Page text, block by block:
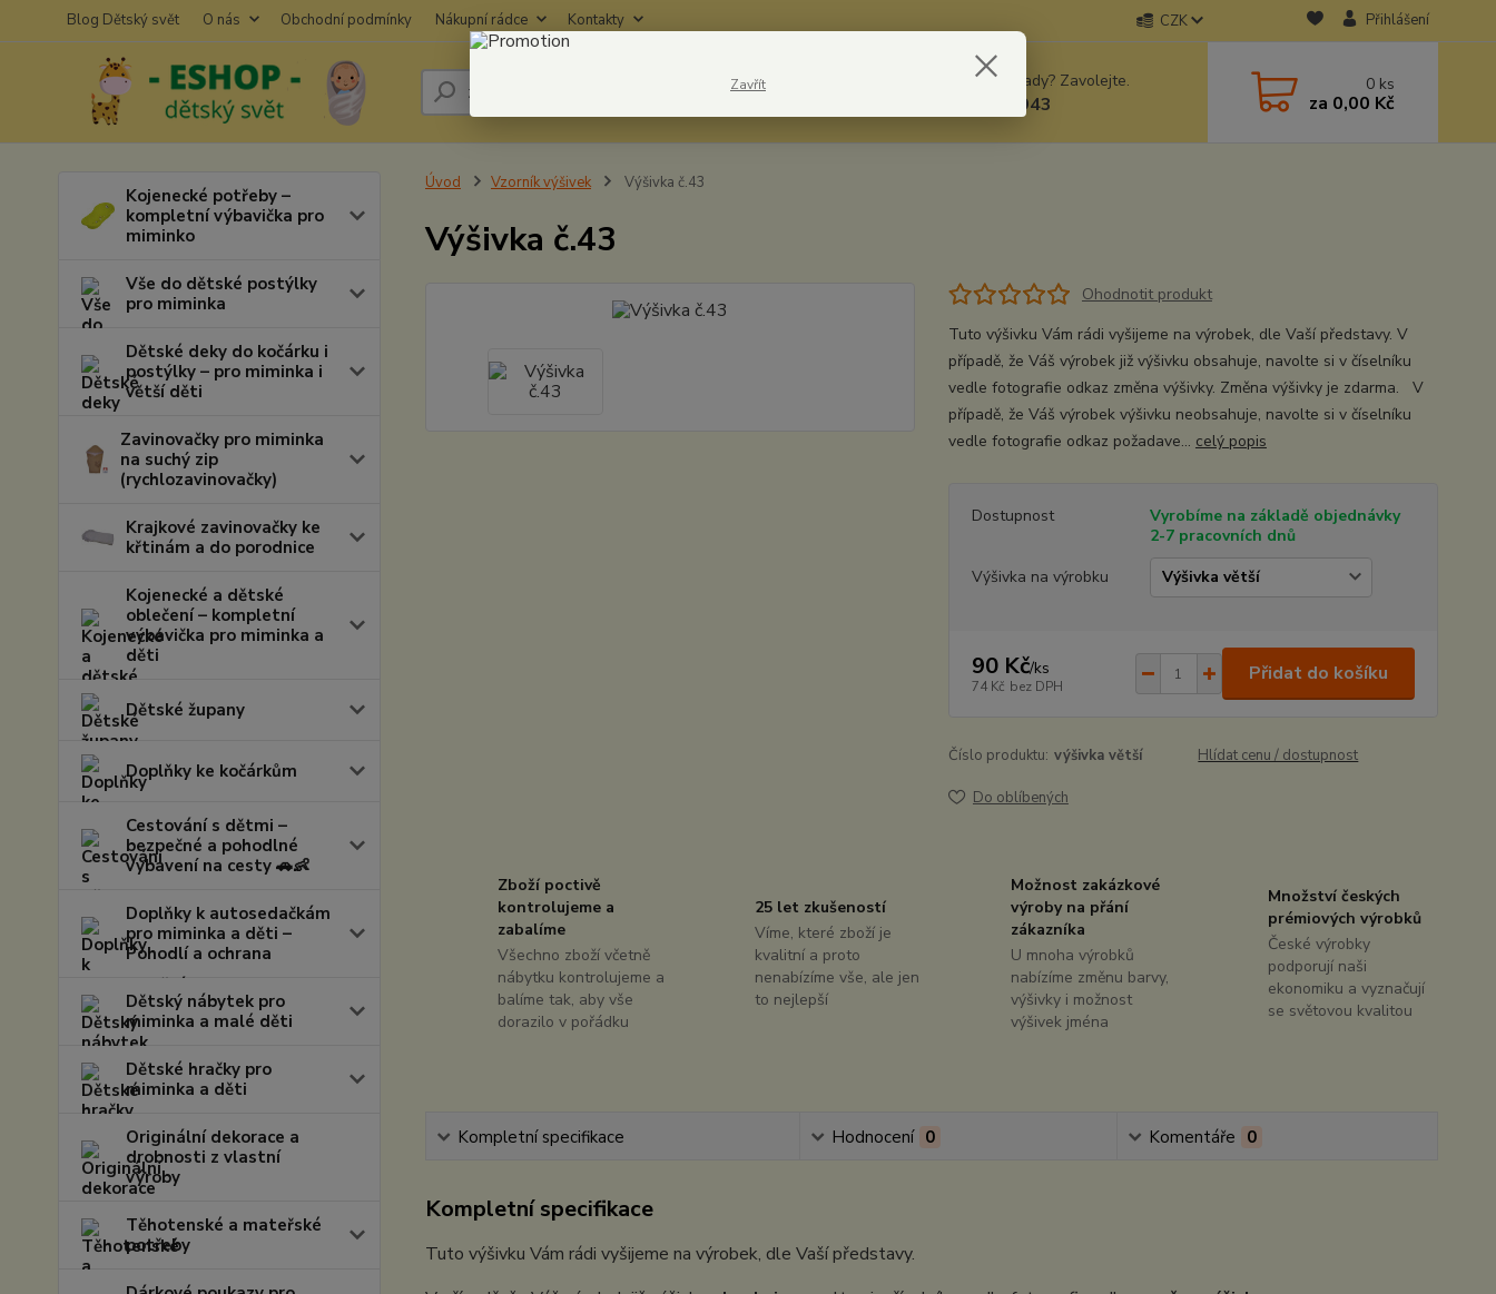
Blog Dětský svět O nás Obchodní podmínky Nákupní rádce Kontakty CZK Přihlášení
Hledat Nevíte si rady? Zavolejte.
604278943
0 ks
za 0,00 Kč
Kojenecké potřeby –
kompletní výbavička pro
miminko
Vše do dětské postýlky
pro miminka
Dětské deky do kočárku i
postýlky – pro miminka i
větší děti
Zavinovačky pro miminka
na suchý zip
(rychlozavinovačky)
Krajkové zavinovačky ke
křtinám a do porodnice
Kojenecké a dětské
oblečení – kompletní
výbavička pro miminka a
děti
Dětské župany
Doplňky ke kočárkům
Cestování s dětmi –
bezpečné a pohodlné
vybavení na cesty 🚗👶
Doplňky k autosedačkám
pro miminka a děti –
Pohodlí a ochrana
Dětský nábytek pro
miminka a malé děti
Dětské hračky pro
miminka a děti
Originální dekorace a
drobnosti z vlastní
výroby
Těhotenské a mateřské
potřeby
Úvod Vzorník výšivek Výšivka č.43
Výšivka č.43
Ohodnotit produkt
Tuto výšivku Vám rádi vyšijeme na výrobek, dle Vaší představy. V
případě, že Váš výrobek již výšivku obsahuje, navolte si v číselníku
vedle fotografie odkaz změna výšivky. Změna výšivky je zdarma. V
případě, že Váš výrobek výšivku neobsahuje, navolte si v číselníku
vedle fotografie odkaz požadave... celý popis
Dostupnost
Vyrobíme na základě objednávky
2-7 pracovních dnů
Výšivka na výrobku
90 Kč/ks
74 Kč bez DPH
Přidat do košíku
Číslo produktu: výšivka větší Hlídat cenu / dostupnost
Do oblíbených
Zboží poctivě
kontrolujeme a
zabalíme
Všechno zboží včetně
nábytku kontrolujeme a
balíme tak, aby vše
dorazilo v pořádku
25 let zkušeností
Víme, které zboží je
kvalitní a proto
nenabízíme vše, ale jen
to nejlepší
Možnost zakázkové
výroby na přání
zákazníka
U mnoha výrobků
nabízíme změnu barvy,
výšivky i možnost
výšivek jména
Množství českých
prémiových výrobků
České výrobky
podporují naši
ekonomiku a vyznačují
se světovou kvalitou
Kompletní specifikace Hodnocení 0 Komentáře 0
Kompletní specifikace
Tuto výšivku Vám rádi vyšijeme na výrobek, dle Vaší představy.
Zavřít